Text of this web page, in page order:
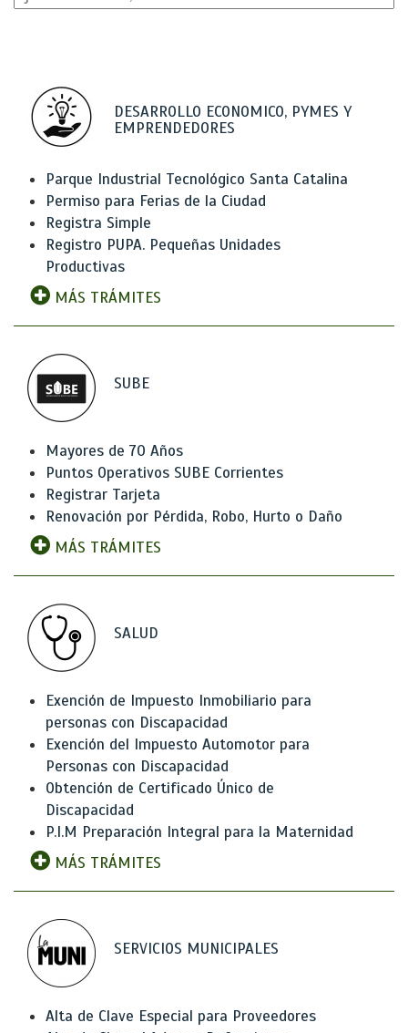
DESARROLLO ECONOMICO, PYMES Y
EMPRENDEDORES
Parque Industrial Tecnológico Santa Catalina
Permiso para Ferias de la Ciudad
Registra Simple
Registro PUPA. Pequeñas Unidades
Productivas
MÁS TRÁMITES
SUBE
Mayores de 70 Años
Puntos Operativos SUBE Corrientes
Registrar Tarjeta
Renovación por Pérdida, Robo, Hurto o Daño
MÁS TRÁMITES
SALUD
Exención de Impuesto Inmobiliario para
personas con Discapacidad
Exención del Impuesto Automotor para
Personas con Discapacidad
Obtención de Certificado Único de
Discapacidad
P.I.M Preparación Integral para la Maternidad
MÁS TRÁMITES
SERVICIOS MUNICIPALES
Alta de Clave Especial para Proveedores